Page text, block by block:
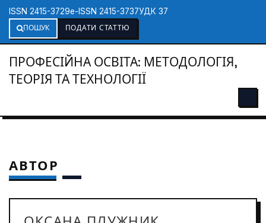
ISSN 2415-3729e-ISSN 2415-3737УДК 37
ПОШУК
ПОДАТИ СТАТТЮ
ПРОФЕСІЙНА ОСВІТА: МЕТОДОЛОГІЯ,
ТЕОРІЯ ТА ТЕХНОЛОГІЇ
АВТОР